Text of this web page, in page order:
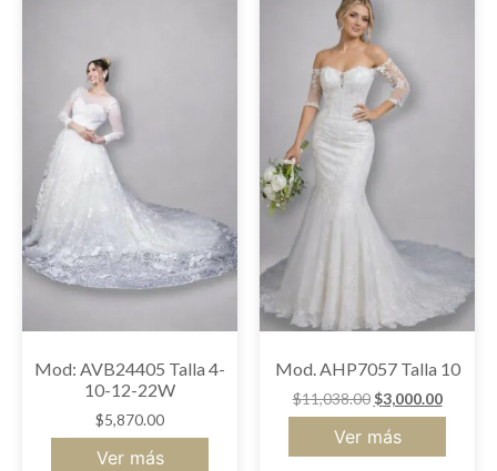
Mod: AVB24405 Talla 4-
10-12-22W
$5,870.00
Ver más
Mod. AHP7057 Talla 10
$11,038.00 $3,000.00
Ver más